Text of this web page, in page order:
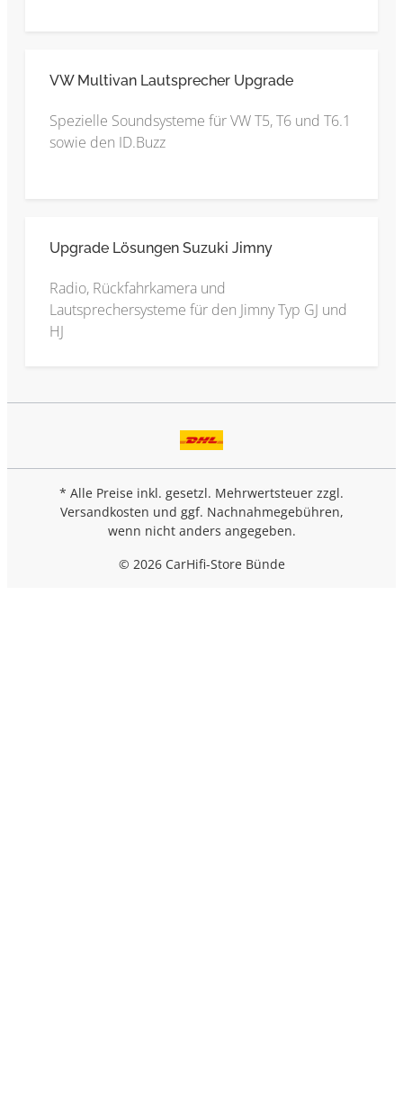
VW Multivan Lautsprecher Upgrade
Spezielle Soundsysteme für VW T5, T6 und T6.1
sowie den ID.Buzz
Upgrade Lösungen Suzuki Jimny
Radio, Rückfahrkamera und
Lautsprechersysteme für den Jimny Typ GJ und
HJ
* Alle Preise inkl. gesetzl. Mehrwertsteuer zzgl.
Versandkosten und ggf. Nachnahmegebühren,
wenn nicht anders angegeben.
© 2026 CarHifi-Store Bünde